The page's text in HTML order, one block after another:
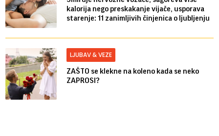
kalorija nego preskakanje vijače, usporava
starenje: 11 zanimljivih činjenica o ljubljenju
LJUBAV & VEZE
ZAŠTO se klekne na koleno kada se neko
ZAPROSI?